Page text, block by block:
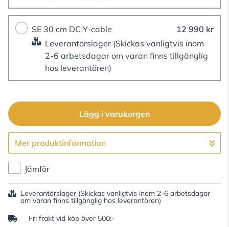
SE 30 cm DC Y-cable
12 990 kr
Leverantörslager (Skickas vanligtvis inom
2-6 arbetsdagar om varan finns tillgänglig
hos leverantören)
Lägg i varukorgen
Gå till kassan
Mer produktinformation
Jämför
Leverantörslager (Skickas vanligtvis inom 2-6 arbetsdagar
om varan finns tillgänglig hos leverantören)
Fri frakt vid köp över 500:-